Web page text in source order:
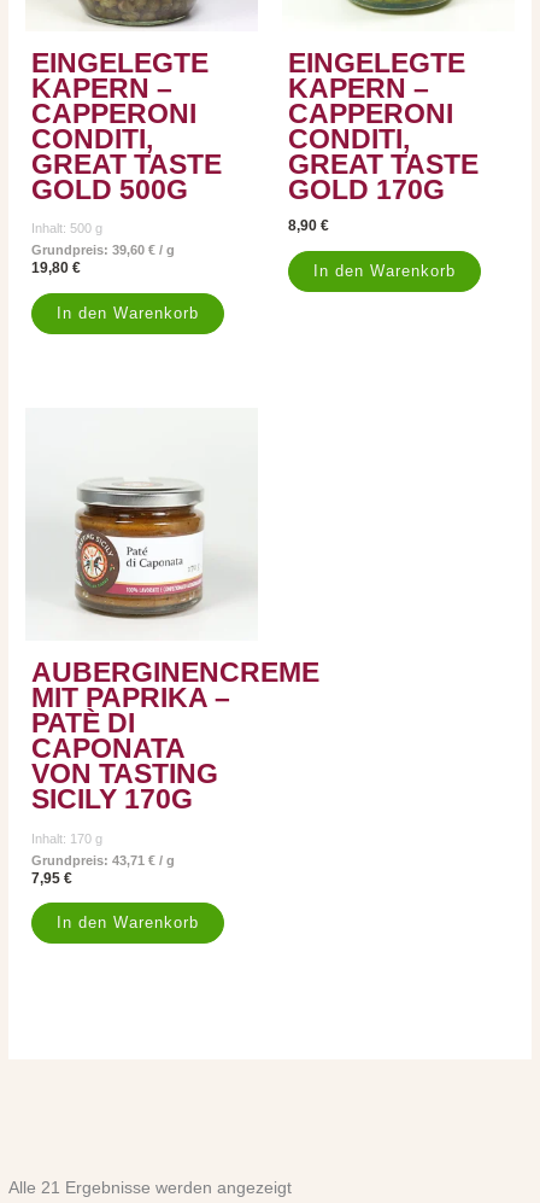
Alle 21 Ergebnisse werden angezeigt
EINGELEGTE
KAPERN –
CAPPERONI
CONDITI,
GREAT TASTE
GOLD 500G
Inhalt: 500g
Grundpreis:39,60€ /g
19,80€
In den Warenkorb
EINGELEGTE
KAPERN –
CAPPERONI
CONDITI,
GREAT TASTE
GOLD 170G
8,90 €
In den Warenkorb
AUBERGINENCREME
MIT PAPRIKA –
PATÈ DI
CAPONATA
VON TASTING
SICILY 170G
Inhalt: 170g
Grundpreis:43,71€ /g
7,95€
In den Warenkorb